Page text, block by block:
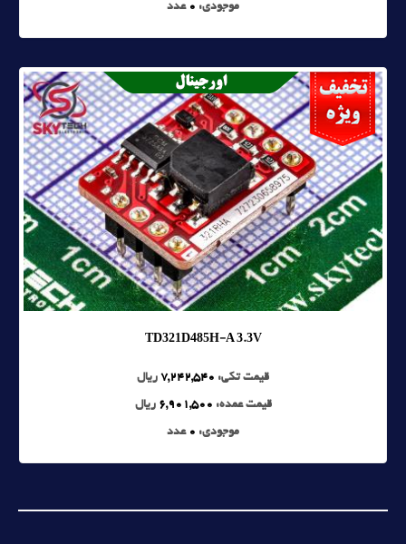
موجودی: 0 عدد
TD321D485H-A 3.3V
قیمت تکی: 7,242,540 ریال
قیمت عمده: 6,901,500 ریال
موجودی: 0 عدد